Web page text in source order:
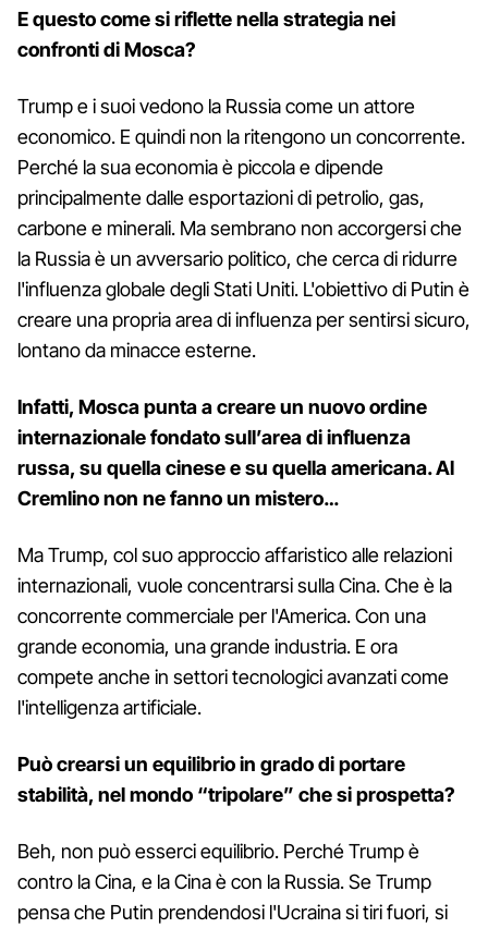
E questo come si riflette nella strategia nei
confronti di Mosca?
Trump e i suoi vedono la Russia come un attore
economico. E quindi non la ritengono un concorrente.
Perché la sua economia è piccola e dipende
principalmente dalle esportazioni di petrolio, gas,
carbone e minerali. Ma sembrano non accorgersi che
la Russia è un avversario politico, che cerca di ridurre
l'influenza globale degli Stati Uniti. L'obiettivo di Putin è
creare una propria area di influenza per sentirsi sicuro,
lontano da minacce esterne.
Infatti, Mosca punta a creare un nuovo ordine
internazionale fondato sull’area di influenza
russa, su quella cinese e su quella americana. Al
Cremlino non ne fanno un mistero…
Ma Trump, col suo approccio affaristico alle relazioni
internazionali, vuole concentrarsi sulla Cina. Che è la
concorrente commerciale per l'America. Con una
grande economia, una grande industria. E ora
compete anche in settori tecnologici avanzati come
l'intelligenza artificiale.
Può crearsi un equilibrio in grado di portare
stabilità, nel mondo “tripolare” che si prospetta?
Beh, non può esserci equilibrio. Perché Trump è
contro la Cina, e la Cina è con la Russia. Se Trump
pensa che Putin prendendosi l'Ucraina si tiri fuori, si